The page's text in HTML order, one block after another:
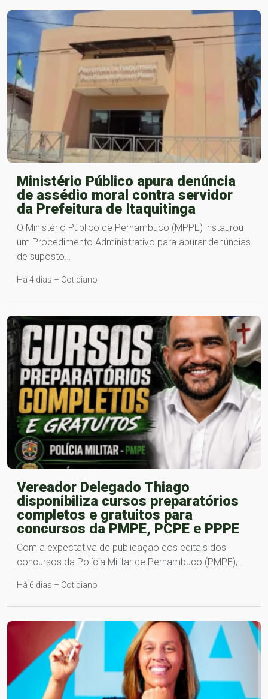
Ministério Público apura denúncia
de assédio moral contra servidor
da Prefeitura de Itaquitinga
O Ministério Público de Pernambuco (MPPE) instaurou
um Procedimento Administrativo para apurar denúncias
de suposto…
Há 4 dias – Cotidiano
Vereador Delegado Thiago
disponibiliza cursos preparatórios
completos e gratuitos para
concursos da PMPE, PCPE e PPPE
Com a expectativa de publicação dos editais dos
concursos da Polícia Militar de Pernambuco (PMPE),…
Há 6 dias – Cotidiano